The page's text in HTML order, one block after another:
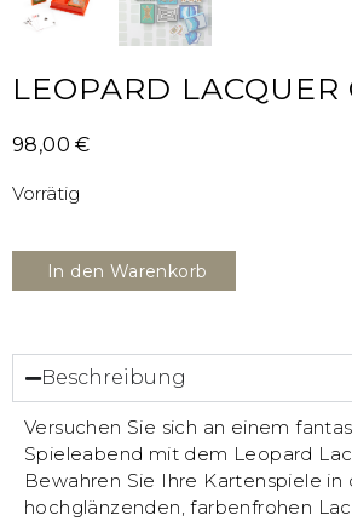
LEOPARD LACQUER
98,00€
Vorrätig
In den Warenkorb
Beschreibung
Versuchen Sie sich an einem
Spieleabend mit dem Leopard
Bewahren Sie Ihre Kartenspiele in
hochglänzenden, farbenfrohen